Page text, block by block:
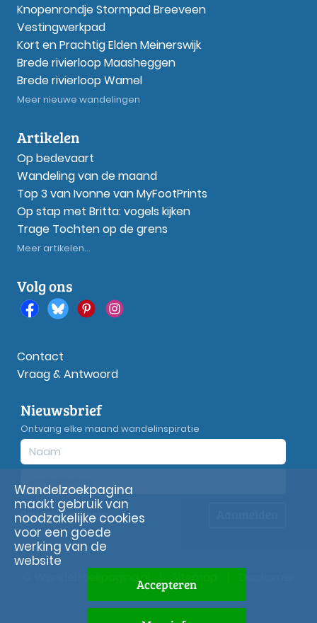
Knopenrondje Stormpad Breeveen
Vestingwerkpad
Kort en Prachtig Elden Meinerswijk
Brede rivierloop Maasheggen
Brede rivierloop Wamel
Meer nieuwe wandelingen
Artikelen
Op bedevaart
Wandeling van de maand
Top 3 van Ivonne van MyFootPrints
Op stap met Britta: vogels kijken
Trage Tochten op de grens
Meer artikelen...
Volg ons
Contact
Vraag & Antwoord
Nieuwsbrief
Ontvang elke maand wandelinspiratie
Privacyverklaring
© Wandelzoekpagina.nl
Wandelzoekpagina
maakt gebruik van
noodzakelijke cookies
voor een goede
werking van de
website
Accepteren